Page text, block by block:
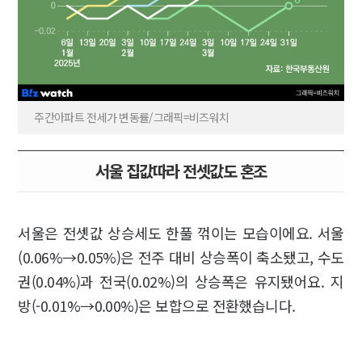
주간아파트 전세가 변동률/그래픽=비즈워치
서울 집값따라 전셋값도 혼조
서울은 전셋값 상승세도 한풀 꺾이는 모습이에요. 서울
(0.06%→0.05%)은 전주 대비 상승폭이 축소됐고, 수도
권(0.04%)과 전국(0.02%)의 상승폭은 유지됐어요. 지
방(-0.01%→0.00%)은 보합으로 전환했습니다.